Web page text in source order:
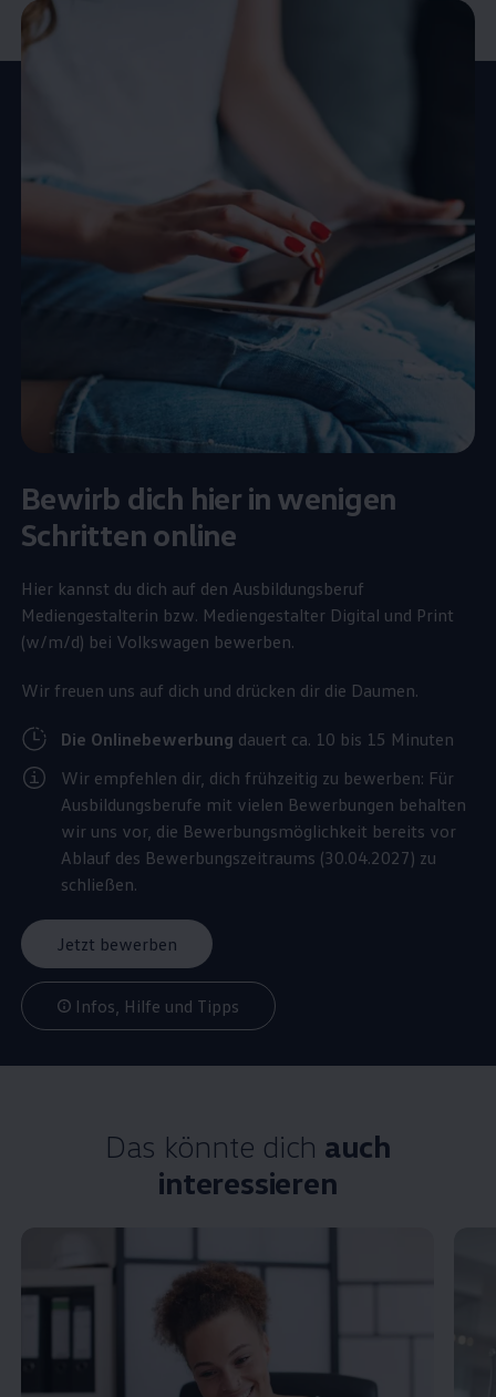
Bewirb dich hier in wenigen
Schritten online
Hier kannst du dich auf den Ausbildungsberuf
Mediengestalterin bzw. Mediengestalter Digital und Print
(w/m/d) bei Volkswagen bewerben.
Wir freuen uns auf dich und drücken dir die Daumen.
Die Onlinebewerbung dauert ca. 10 bis 15 Minuten
Wir empfehlen dir, dich frühzeitig zu bewerben: Für
Ausbildungsberufe mit vielen Bewerbungen behalten
wir uns vor, die Bewerbungsmöglichkeit bereits vor
Ablauf des Bewerbungszeitraums (30.04.2027) zu
schließen.
Jetzt bewerben
Infos, Hilfe und Tipps
Das könnte dich auch
interessieren